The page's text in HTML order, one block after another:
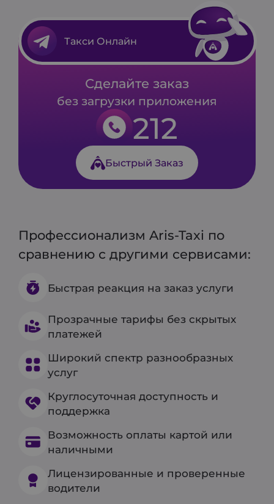
Сделайте заказ
без загрузки приложения
212
Быстрый Заказ
Такси Онлайн
Профессионализм Aris-Taxi по
сравнению с другими сервисами:
Быстрая реакция на заказ услуги
Прозрачные тарифы без скрытых
платежей
Широкий спектр разнообразных
услуг
Круглосуточная доступность и
поддержка
Возможность оплаты картой или
наличными
Лицензированные и проверенные
водители